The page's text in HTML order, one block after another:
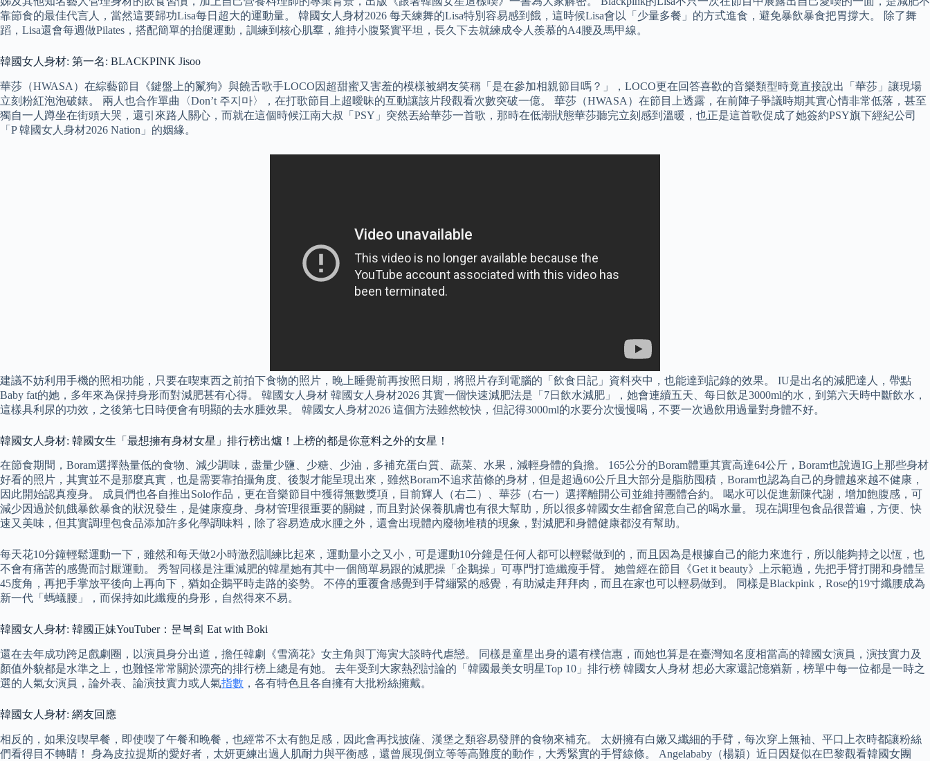
靠節食的最佳代言人，當然這要歸功Lisa每日超大的運動量。 韓國女人身材2026 每天練舞的Lisa特別容易感到餓，這時候Lisa會以「少量多餐」的方式進食，避免暴飲暴食把胃撐大。 除了舞
蹈，Lisa還會每週做Pilates，搭配簡單的抬腿運動，訓練到核心肌羣，維持小腹緊實平坦，長久下去就練成令人羨慕的A4腰及馬甲線。
韓國女人身材: 第一名: BLACKPINK Jisoo
華莎（HWASA）在綜藝節目《鍵盤上的鬣狗》與饒舌歌手LOCO因超甜蜜又害羞的模樣被網友笑稱「是在參加相親節目嗎？」，LOCO更在回答喜歡的音樂類型時竟直接說出「華莎」讓現場
立刻粉紅泡泡破錶。 兩人也合作單曲〈Don’t 주지마〉，在打歌節目上超曖昧的互動讓該片段觀看次數突破一億。 華莎（HWASA）在節目上透露，在前陣子爭議時期其實心情非常低落，甚至
獨自一人蹲坐在街頭大哭，還引來路人關心，而就在這個時候江南大叔「PSY」突然丟給華莎一首歌，那時在低潮狀態華莎聽完立刻感到溫暖，也正是這首歌促成了她簽約PSY旗下經紀公司
「P 韓國女人身材2026 Nation」的姻緣。
建議不妨利用手機的照相功能，只要在喫東西之前拍下食物的照片，晚上睡覺前再按照日期，將照片存到電腦的「飲食日記」資料夾中，也能達到記錄的效果。 IU是出名的減肥達人，帶點
Baby fat的她，多年來為保持身形而對減肥甚有心得。 韓國女人身材 韓國女人身材2026 其實一個快速減肥法是「7日飲水減肥」，她會連續五天、每日飲足3000ml的水，到第六天時中斷飲水，
這樣具利尿的功效，之後第七日時便會有明顯的去水腫效果。 韓國女人身材2026 這個方法雖然較快，但記得3000ml的水要分次慢慢喝，不要一次過飲用過量對身體不好。
韓國女人身材: 韓國女生「最想擁有身材女星」排行榜出爐！上榜的都是你意料之外的女星！
在節食期間，Boram選擇熱量低的食物、減少調味，盡量少鹽、少糖、少油，多補充蛋白質、蔬菜、水果，減輕身體的負擔。 165公分的Boram體重其實高達64公斤，Boram也說過IG上那些身材
好看的照片，其實並不是那麼真實，也是需要靠拍攝角度、後製才能呈現出來，雖然Boram不追求苗條的身材，但是超過60公斤且大部分是脂肪囤積，Boram也認為自己的身體越來越不健康，
因此開始認真瘦身。 成員們也各自推出Solo作品，更在音樂節目中獲得無數獎項，目前輝人（右二）、華莎（右一）選擇離開公司並維持團體合約。 喝水可以促進新陳代謝，增加飽腹感，可
減少因過於飢餓暴飲暴食的狀況發生，是健康瘦身、身材管理很重要的關鍵，而且對於保養肌膚也有很大幫助，所以很多韓國女生都會留意自己的喝水量。 現在調理包食品很普遍，方便、快
速又美味，但其實調理包食品添加許多化學調味料，除了容易造成水腫之外，還會出現體內廢物堆積的現象，對減肥和身體健康都沒有幫助。
每天花10分鐘輕鬆運動一下，雖然和每天做2小時激烈訓練比起來，運動量小之又小，可是運動10分鐘是任何人都可以輕鬆做到的，而且因為是根據自己的能力來進行，所以能夠持之以恆，也
不會有痛苦的感覺而討厭運動。 秀智同樣是注重減肥的韓星她有其中一個簡單易跟的減肥操「企鵝操」可專門打造纖瘦手臂。 她曾經在節目《Get it beauty》上示範過，先把手臂打開和身體呈
45度角，再把手掌放平後向上再向下，猶如企鵝平時走路的姿勢。 不停的重覆會感覺到手臂繃緊的感覺，有助減走拜拜肉，而且在家也可以輕易做到。 同樣是Blackpink，Rose的19寸纖腰成為
新一代「螞蟻腰」，而保持如此纖瘦的身形，自然得來不易。
韓國女人身材: 韓國正妹YouTuber：문복희 Eat with Boki
還在去年成功跨足戲劇圈，以演員身分出道，擔任韓劇《雪滴花》女主角與丁海寅大談時代虐戀。 同樣是童星出身的還有樸信惠，而她也算是在臺灣知名度相當高的韓國女演員，演技實力及
顏值外貌都是水準之上，也難怪常常關於漂亮的排行榜上總是有她。 去年受到大家熱烈討論的「韓國最美女明星Top 10」排行榜 韓國女人身材 想必大家還記憶猶新，榜單中每一位都是一時之
選的人氣女演員，論外表、論演技實力或人氣指數 ，各有特色且各自擁有大批粉絲擁戴。
韓國女人身材: 網友回應
相反的，如果沒喫早餐，即使喫了午餐和晚餐，也經常不太有飽足感，因此會再找披薩、漢堡之類容易發胖的食物來補充。 太妍擁有白嫩又纖細的手臂，每次穿上無袖、平口上衣時都讓粉絲
們看得目不轉睛！ 身為皮拉提斯的愛好者，太妍更練出過人肌耐力與平衡感，還曾展現倒立等等高難度的動作，大秀緊實的手臂線條。 Angelababy（楊穎）近日因疑似在巴黎觀看韓國女團